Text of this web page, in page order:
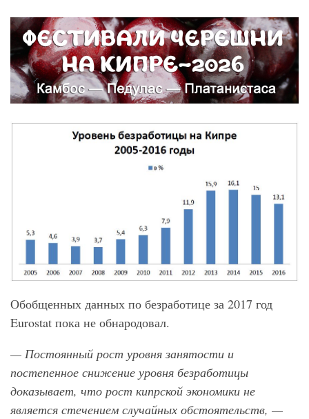
Обобщенных данных по безработице за 2017 год
Eurostat пока не обнародовал.
— Постоянный рост уровня занятости и
постепенное снижение уровня безработицы
доказывает, что рост кипрской экономики не
является стечением случайных обстоятельств, —